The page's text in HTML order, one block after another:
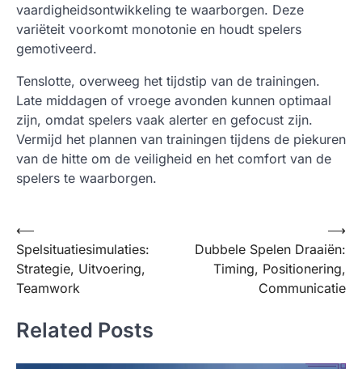
vaardigheidsontwikkeling te waarborgen. Deze
variëteit voorkomt monotonie en houdt spelers
gemotiveerd.
Tenslotte, overweeg het tijdstip van de trainingen.
Late middagen of vroege avonden kunnen optimaal
zijn, omdat spelers vaak alerter en gefocust zijn.
Vermijd het plannen van trainingen tijdens de piekuren
van de hitte om de veiligheid en het comfort van de
spelers te waarborgen.
Post
navigation
⟵
Spelsituatiesimulaties:
Strategie, Uitvoering,
Teamwork
Dubbele Spelen Draaiën:
Timing, Positionering,
Communicatie
⟶
Related Posts